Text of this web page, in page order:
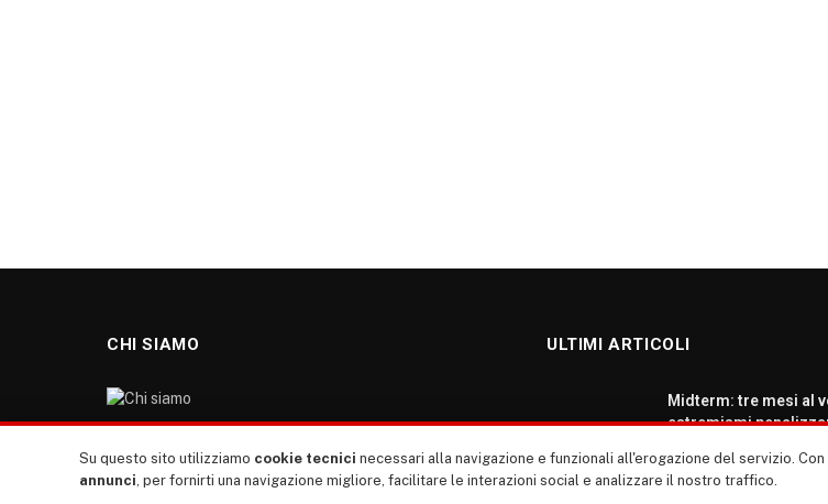
CHI SIAMO
nostro sito giornale è l’erede di “TUTTI”: giornale
ULTIMI ARTICOLI
Midterm: tre mesi al
estremismi
AGOSTO 5, 2026
Su questo sito utilizziamo cookie tecnici necessari alla navigazione e funzionali all'erogazione del servizio.
annunci, per fornirti una navigazione migliore, facilitare le interazioni social e analizzare il nostro traffico.